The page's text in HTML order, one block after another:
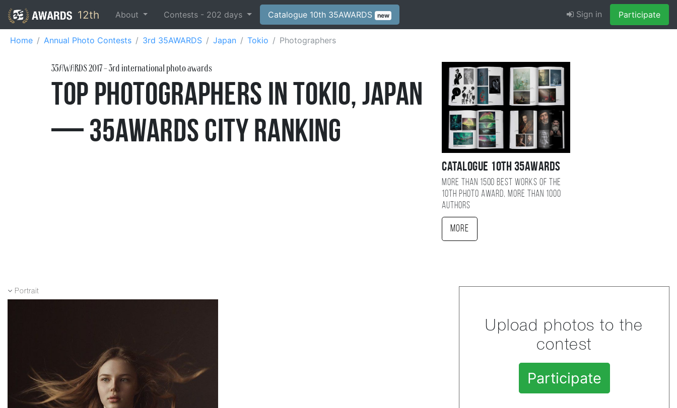
12th About Contests - 202 days Catalogue 10th 35AWARDS new Sign in Participate
Home Annual Photo Contests 3rd 35AWARDS Japan Tokio Photographers
35AWARDS2017- 3rd international photo awards
Top Photographers in Tokio, Japan
— 35AWARDS City Ranking
Catalogue 10TH 35AWARDS
More than 1500 best works of the
10TH photo award, more than 1000
authors
More
Portrait
Upload photos to the
contest
Participate